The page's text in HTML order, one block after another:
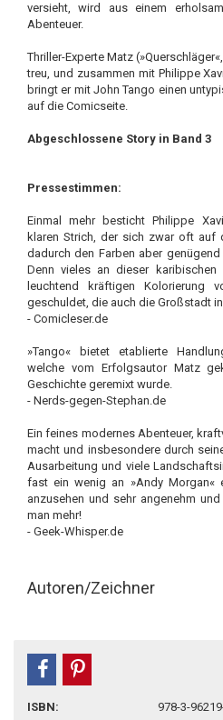
versieht, wird aus einem
Abenteuer.
Thriller-Experte Matz
treu, und zusammen mit Philippe
bringt er mit John Tango einen
auf die Comicseite.
Abgeschlossene Story in Band 3
Pressestimmen:
Einmal mehr besticht Philippe
klaren Strich, der sich zwar oft auf
dadurch den Farben aber
Denn vieles an dieser karibischen
leuchtend kräftigen Kolorierung
geschuldet, die auch die Großstadt
- Comicleser.de
»Tango« bietet etablierte
welche vom Erfolgsautor Matz
Geschichte geremixt wurde.
- Nerds-gegen-Stephan.de
Ein feines modernes Abenteuer,
macht und insbesondere durch
Ausarbeitung und viele
fast ein wenig an »Andy Morgan«
anzusehen und sehr angenehm
man mehr!
- Geek-Whisper.de
Autoren/Zeichner
teilen
ISBN:
978-3-